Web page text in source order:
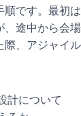
順です。最初
、途中から会
際、アジャイ
計について